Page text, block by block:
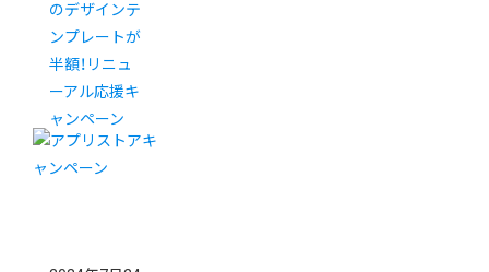
のデザインテ
ンプレートが
半額！リニュ
ーアル応援キ
ャンペーン